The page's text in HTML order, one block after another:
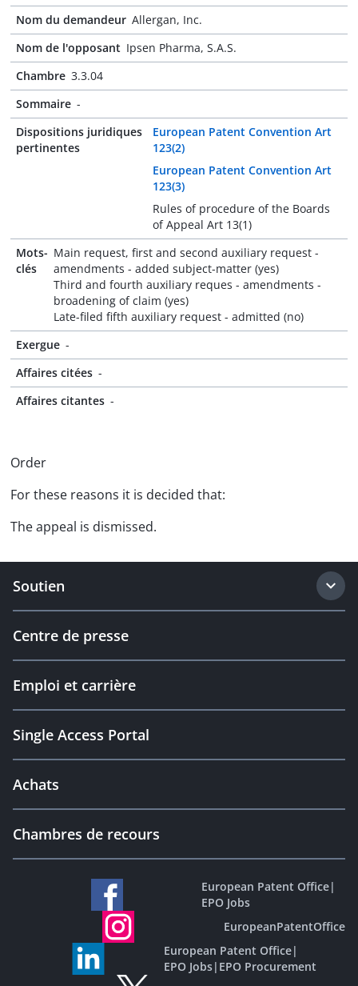
Nom du demandeur Allergan, Inc.
Nom de l'opposant Ipsen Pharma, S.A.S.
Chambre 3.3.04
Sommaire -
Dispositions juridiques
pertinentes
European Patent Convention Art
123(2)
European Patent Convention Art
123(3)
Rules of procedure of the Boards
of Appeal Art 13(1)
Mots-
clés
Main request, first and second auxiliary request -
amendments - added subject-matter (yes)
Third and fourth auxiliary reques - amendments -
broadening of claim (yes)
Late-filed fifth auxiliary request - admitted (no)
Exergue -
Affaires citées -
Affaires citantes -
Order
For these reasons it is decided that:
The appeal is dismissed.
Soutien
Centre de presse
Emploi et carrière
Single Access Portal
Achats
Chambres de recours
European Patent Office|
EPO Jobs
EuropeanPatentOffice
European Patent Office|
EPO Jobs| EPO Procurement